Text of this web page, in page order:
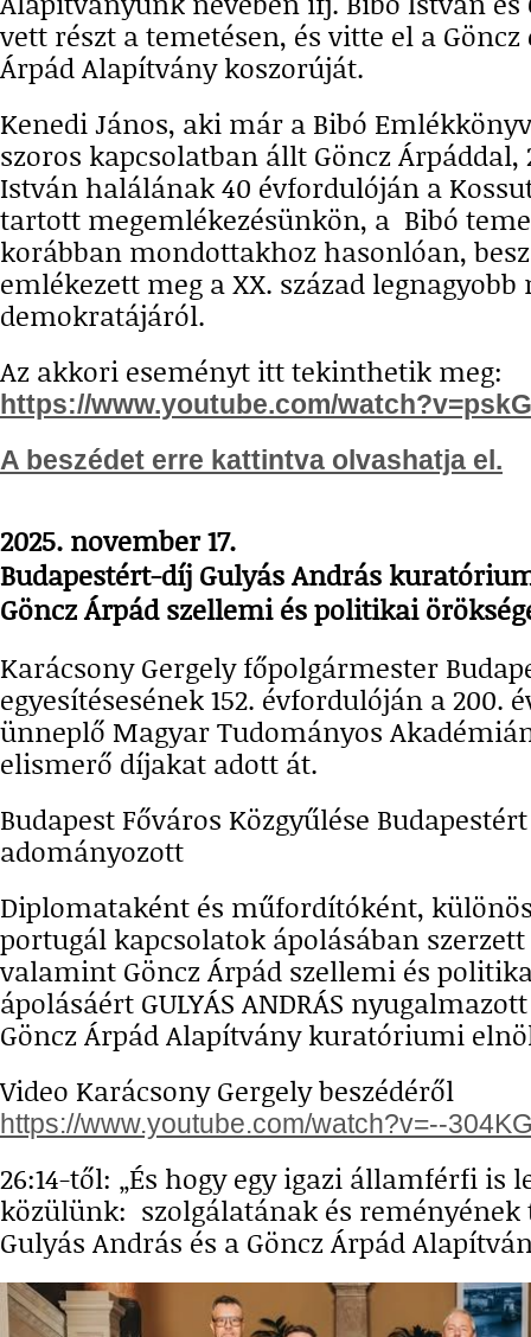
vett részt a temetésen, és vitte el a Göncz
Árpád Alapítvány koszorúját.
Kenedi János, aki már a Bibó
szoros kapcsolatban állt Göncz Árpáddal,
István halálának 40 évfordulóján a
tartott megemlékezésünkön, a Bibó
korábban mondottakhoz hasonlóan,
emlékezett meg a XX. század legnagyobb
demokratájáról.
Az akkori eseményt itt tekinthetik meg:
https://www.youtube.com/
A beszédet erre kattintva olvashatja el.
2025. november 17.
Budapestért-díj Gulyás András
Göncz Árpád szellemi és politikai
Karácsony Gergely főpolgármester
egyesítésesének 152. évfordulóján a 200.
ünneplő Magyar Tudományos
elismerő díjakat adott át.
Budapest Főváros Közgyűlése
adományozott
Diplomataként és műfordítóként,
portugál kapcsolatok ápolásában
valamint Göncz Árpád szellemi és
ápolásáért GULYÁS ANDRÁS
Göncz Árpád Alapítvány kuratóriumi
Video Karácsony Gergely beszédéről
https://www.youtube.com/watch?v=--
26:14-től: „És hogy egy igazi államférfi is
közülünk: szolgálatának és reményének
Gulyás András és a Göncz Árpád